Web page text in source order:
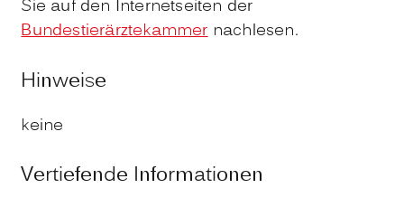
Sie auf den Internetseiten der
Bundestierärztekammernachlesen.
Hinweise
keine
Vertiefende Informationen